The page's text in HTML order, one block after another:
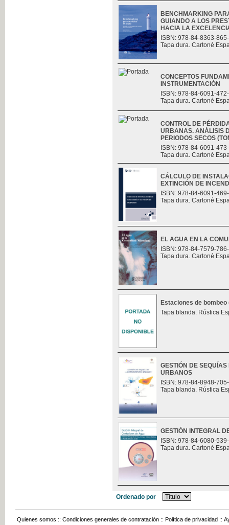
BENCHMARKING
GUIANDO A LOS
HACIA LA
ISBN: 978-84-8363-
Tapa dura. Cartoné
CONCEPTOS
INSTRUMENTACIÓN
ISBN: 978-84-6091-
Tapa dura. Cartoné
CONTROL DE
URBANAS. ANÁLISIS
PERIODOS SECOS
ISBN: 978-84-6091-
Tapa dura. Cartoné
CÁLCULO DE
EXTINCIÓN DE
ISBN: 978-84-6091-
Tapa dura. Cartoné
EL AGUA EN LA
ISBN: 978-84-7579-
Tapa dura. Cartoné
Estaciones de bombeo
Tapa blanda. Rústica
GESTIÓN DE
URBANOS
ISBN: 978-84-8948-
Tapa blanda. Rústica
GESTIÓN INTEGRAL
ISBN: 978-84-6080-
Tapa dura. Cartoné
Ordenado por
Quienes somos :: Condiciones generales de contratación :: Política de privacidad ::